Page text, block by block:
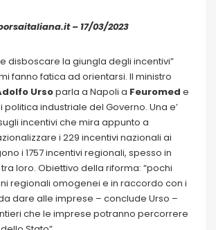
– 17/03/2023
disboscare la giungla degli incentivi”
fanno fatica ad orientarsi. Il ministro
Ursoparla a Napoli a Feuromed e
politica industriale del Governo. Una e’
incentivi che mira appunto a
i 229 incentivi nazionali ai
i 1757 incentivi regionali, spesso in
loro. Obiettivo della riforma: “pochi
regionali omogenei e in raccordo con i
dare alle imprese – conclude Urso –
che le imprese potranno percorrere